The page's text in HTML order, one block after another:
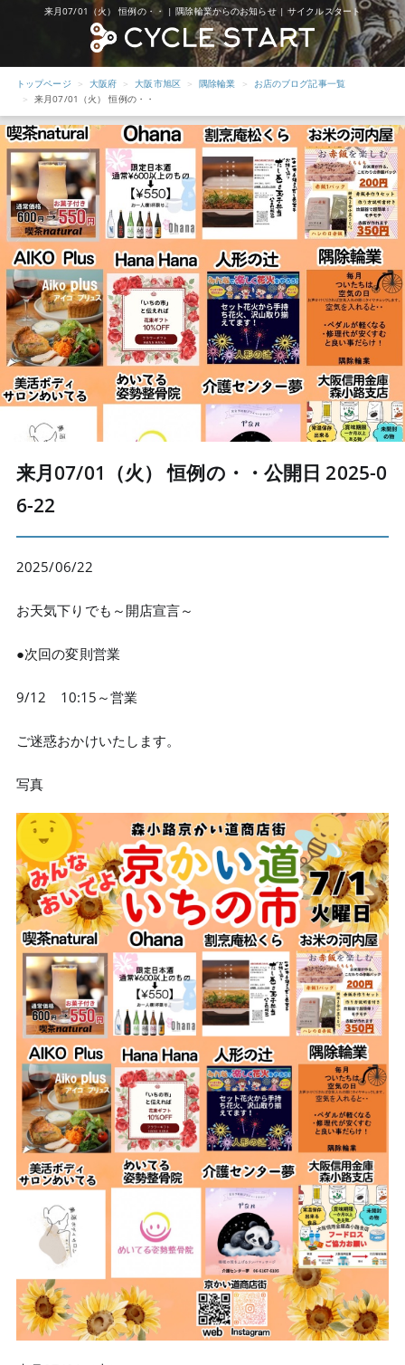
来月07/01（火） 恒例の・・ | 隅除輪業からのお知らせ | サイクルスタート
トップページ 大阪府 大阪市旭区 隅除輪業
お店のブログ記事一覧
来月07/01（火） 恒例の・・
来月07/01（火） 恒例の・・ 公開日 2025-0
6-22
2025/06/22
お天気下りでも～開店宣言～
●次回の変則営業
9/12 10:15～営業
ご迷惑おかけいたします。
写真